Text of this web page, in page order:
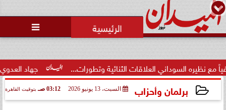

جهاد العدوي.. موهبة مصرية في الثنائية وتطورات...
برلمان وأحزاب السبت، 13 يونيو 2026 03:12 صـ بتوقيت القاهرة
العمدة المثالي بمحافظة الجيزة
ينجح في حل خصومة بين عائلة من